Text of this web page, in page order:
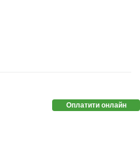
Оплатити онлайн